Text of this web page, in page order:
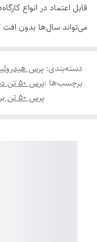
قابل اعتماد در انواع
می‌تواند سال‌ها بدون افت
دسته‌بندی: پرس
برچسب‌ها :پرس 50 تن دستی
پرس 50 تن برقی